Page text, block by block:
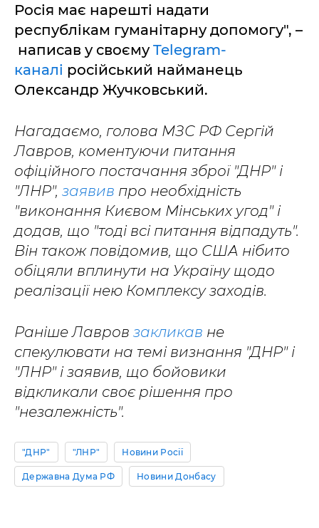
Росія має нарешті надати
республікам гуманітарну допомогу", –
написав у своємуTelegram-
каналі російський найманець
Олександр Жучковський.
Нагадаємо, голова МЗС РФ Сергій
Лавров, коментуючи питання
офіційного постачання зброї "ДНР" і
"ЛНР", заявив про необхідність
"виконання Києвом Мінських угод" і
додав, що "тоді всі питання відпадуть".
Він також повідомив, що США нібито
обіцяли вплинути на Україну щодо
реалізації нею Комплексу заходів.
Раніше Лавров закликав не
спекулювати на темі визнання "ДНР" і
"ЛНР" і заявив, що бойовики
відкликали своє рішення про
"незалежність".
"ДНР" "ЛНР" Новини Росії
Державна Дума РФ Новини Донбасу